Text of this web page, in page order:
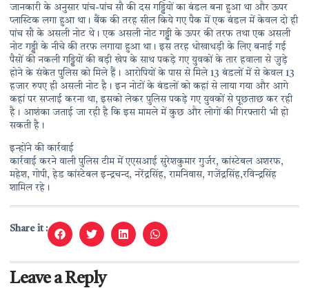
जानकारी के अनुसार पांच-पांच सौ की दस गड्डियों का बंडल बना हुआ था और ऊपर
प्लास्टिक लगा हुआ था। बैंक की तरह सील किये गए पैक में एक बंडल में केवल दो ही
पांच सौ के असली नोट थे। एक असली नोट गड्डी के ऊपर की तरफ तथा एक असली
नोट गड्डी के नीचे की तरफ लगाया हुआ था। इस तरह धोखाधड़ी के लिए बनाई गई
पैसों की नकली गड्डियों की बड़ी खेप के साथ पकड़े गए युवकों के तार हवाला से जुड़े
होने के संकेत पुलिस को मिले हैं। आरोपियों के पास से मिले 13 बंडलों में से केवल 13
हजार रुपए ही असली नोट है। इन नोटों के बंडलों को कहां से लाया गया और आगे
कहां पर सप्लाई करना था, इसको लेकर पुलिस पकड़े गए युवकों से पूछताछ कर रही
है। आशंका जताई जा रही है कि इस मामले में कुछ और लोगों की गिरफ्तारी भी हो
सकती है।
इन्होंने की कार्रवाई
कार्रवाई करने वाली पुलिस टीम में एएसआई सुरेशकुमार गुर्जर, कांस्टेबल अशरफ,
महेश, गोपी, हेड कांस्टेबल इन्द्रचन्द, नरेंद्रसिंह, रामनिवास, गजेंद्रसिंह,रविन्द्रसिंह
शामिल रहे।
Share it :
Leave a Reply